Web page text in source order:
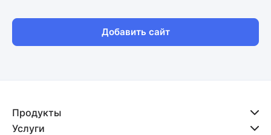
Добавить сайт
Продукты
Услуги